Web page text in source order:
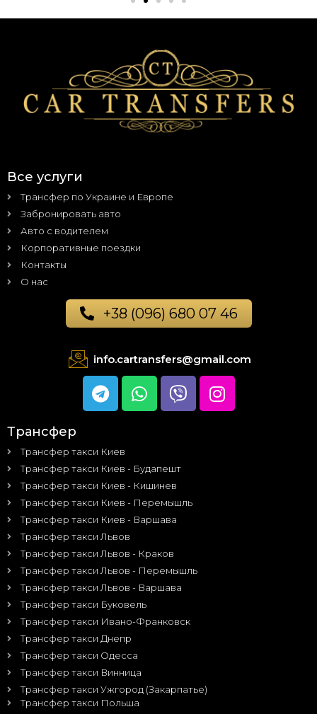
Все услуги
Трансфер по Украине и Европе
Забронировать авто
Авто с водителем
Корпоративные поездки
Контакты
О нас
+38 (096) 680 07 46
info.cartransfers@gmail.com
Трансфер
Трансфер такси Киев
Трансфер такси Киев - Будапешт
Трансфер такси Киев - Кишинев
Трансфер такси Киев - Перемышль
Трансфер такси Киев - Варшава
Трансфер такси Львов
Трансфер такси Львов - Краков
Трансфер такси Львов - Перемышль
Трансфер такси Львов - Варшава
Трансфер такси Буковель
Трансфер такси Ивано-Франковск
Трансфер такси Днепр
Трансфер такси Одесса
Трансфер такси Винница
Трансфер такси Ужгород (Закарпатье)
Трансфер такси Польша